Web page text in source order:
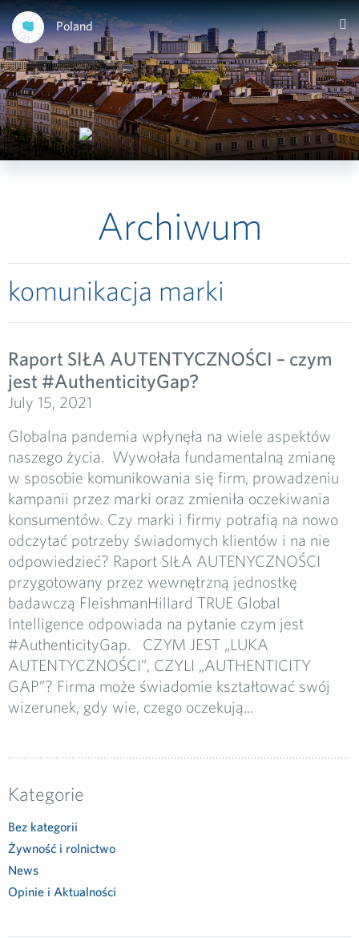
Poland
Archiwum
komunikacja marki
Raport SIŁA AUTENTYCZNOŚCI – czym
jest #AuthenticityGap?­
July 15, 2021
Globalna pandemia wpłynęła na wiele aspektów
naszego życia. Wywołała fundamentalną zmianę
w sposobie komunikowania się firm, prowadzeniu
kampanii przez marki oraz zmieniła oczekiwania
konsumentów. Czy marki i firmy potrafią na nowo
odczytać potrzeby świadomych klientów i na nie
odpowiedzieć? Raport SIŁA AUTENYCZNOŚCI
przygotowany przez wewnętrzną jednostkę
badawczą FleishmanHillard TRUE Global
Intelligence odpowiada na pytanie czym jest
#AuthenticityGap. CZYM JEST „LUKA
AUTENTYCZNOŚCI”, CZYLI „AUTHENTICITY
GAP”? Firma może świadomie kształtować swój
wizerunek, gdy wie, czego oczekują...
Kategorie
Bez kategorii
Żywność i rolnictwo
News
Opinie i Aktualności